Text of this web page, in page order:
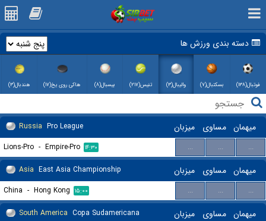
دسته بندی ورزش ها
فوتبال(۱۳۸) بسکتبال(۷) والیبال(۳) تنیس(۲۱۷) بیسبال(۸) هاکی روی یخ(۱۷) هندبال(۳)
Russia Pro League میزبان مساوی میهمان
Lions-Pro - Empire-Pro ۱۴:۳۰ ... ...
...
Asia East Asia Championship میزبان مساوی میهمان
China - Hong Kong ۱۵:۰۰ ... ...
...
South America Copa Sudamericana میزبان مساوی میهمان